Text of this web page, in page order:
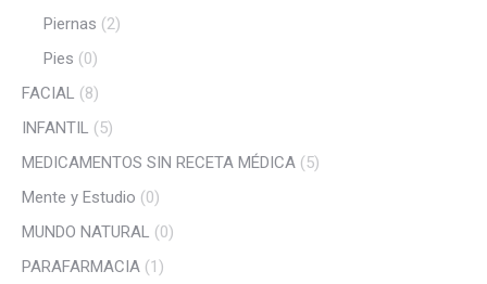
Piernas (2)
Pies (0)
FACIAL (8)
INFANTIL (5)
MEDICAMENTOS SIN RECETA MÉDICA (5)
Mente y Estudio (0)
MUNDO NATURAL (0)
PARAFARMACIA (1)